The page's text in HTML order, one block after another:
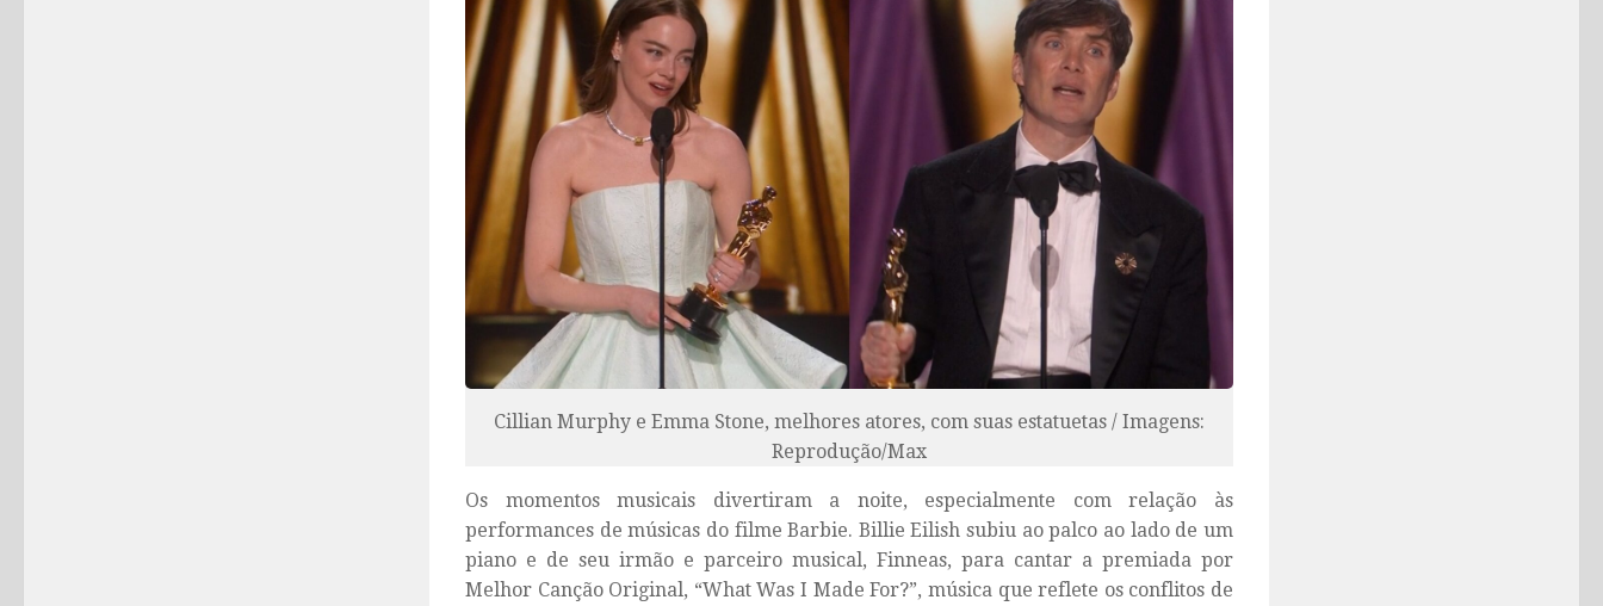
Cillian Murphy e Emma Stone, melhores atores, com suas estatuetas / Imagens:
Reprodução/Max
Os momentos musicais divertiram a noite, especialmente com relação às
performances de músicas do filme Barbie. Billie Eilish subiu ao palco ao lado de um
piano e de seu irmão e parceiro musical, Finneas, para cantar a premiada por
Melhor Canção Original, “What Was I Made For?”, música que reflete os conflitos de